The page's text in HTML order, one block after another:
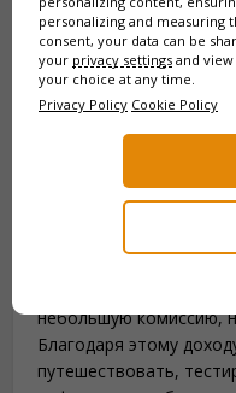
платформах, но для
(маршрут, отели,
лучше всего подходит
Прозрачность,
Некоторые ссылки в
которыми я
бронируешь по этим
небольшую комиссию,
Благодаря этому
путешествовать,
personalizing and measuring
consent, your data can be
your privacy settings and
your choice at any time.
Privacy Policy Cookie Policy